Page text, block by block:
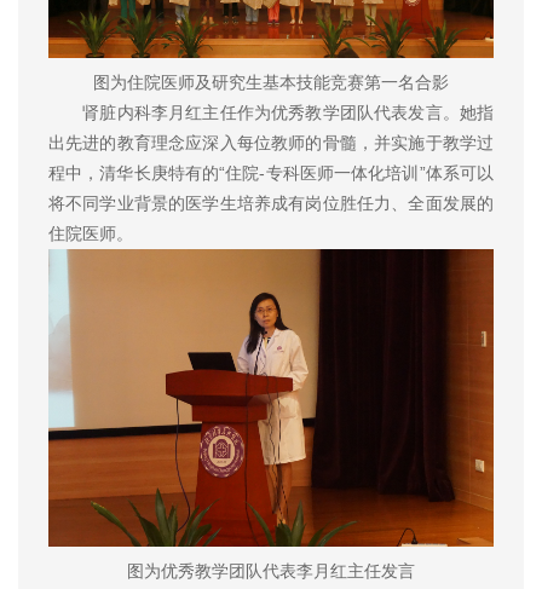
图为住院医师及研究生基本技能竞赛第一名合影
肾脏内科李月红主任作为优秀教学团队代表发言。她指
出先进的教育理念应深入每位教师的骨髓，并实施于教学过
程中，清华长庚特有的“住院-专科医师一体化培训”体系可以
将不同学业背景的医学生培养成有岗位胜任力、全面发展的
住院医师。
图为优秀教学团队代表李月红主任发言